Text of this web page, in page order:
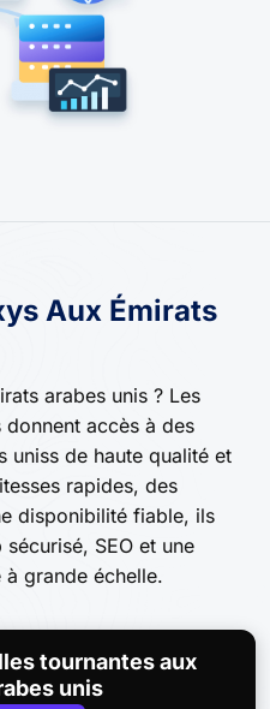
Aux Émirats
arabes unis ? Les
accès à des
uniss de haute qualité et
rapides, des
disponibilité fiable, ils
SEO et une
grande échelle.
tournantes aux
unis